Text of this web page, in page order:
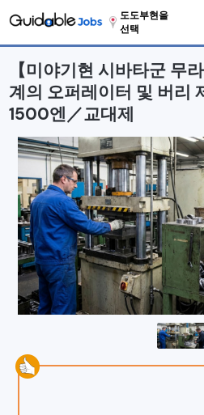
도도부현을
선택
【미야기현 시바타군 무
계의 오퍼레이터 및 버리
1500엔／교대제